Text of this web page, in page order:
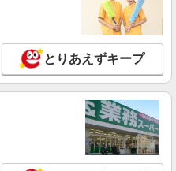
詳細を見る
タッフ（接客・調理・清掃な
※22:00〜翌5:00：時給1,438円 ※
円 ※早朝手当（5:00〜9:00）時給
とりあえずキープ